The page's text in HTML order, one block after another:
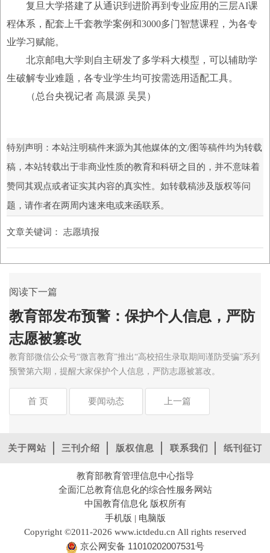
复旦大学搭建了从通识到进阶再到专业应用的三层AI课
程体系，配套上千套教学案例和3000多门智慧课程，为各专
业学习赋能。
北京邮电大学则自主研发了多学科大模型，可以辅助学
生破解专业难题，各专业学生均可按需选用适配工具。
（总台央视记者 高晨源 吴昊）
特别声明：本站注明稿件来源为其他媒体的文/图等稿件均为转载
稿，本站转载出于非商业性质的教育和科研之目的，并不意味着
赞同其观点或者证实其内容的真实性。如转载稿涉及版权等问
题，请作者在两周内速来电或来函联系。
文章关键词： 志愿填报
阅读下一篇
教育部发布预警：保护个人信息，严防
志愿被篡改
教育部微信公众号“微言教育”推出“高校招生录取期间谨防受骗”系列
预警第六期，提醒大家保护个人信息，严防志愿被篡改。
首 页 要闻动态 上一篇
关于网站 三刊介绍 版权信息 联系我们 纸刊征订
教育部教育管理信息中心指导
全面汇总教育信息化的综合性服务网站
中国教育信息化 版权所有
手机版 | 电脑版
Copyright ©2011-2026 www.ictdedu.cn All rights reserved
京公网安备 11010202007531号